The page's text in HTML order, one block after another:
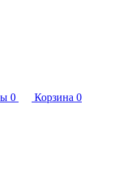
0 Корзина 0